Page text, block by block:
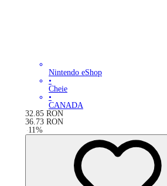
Nintendo eShop
•
Cheie
•
CANADA
32.85 RON
36.73 RON
-11%